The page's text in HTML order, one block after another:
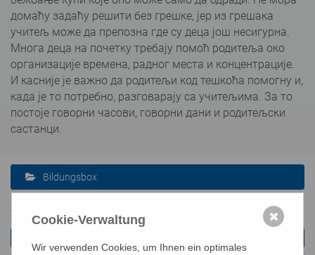
домаћу задаћу решити без грешке, јер из грешака
учитељ може да препозна где су деца још несигурна.
Многа деца на почетку требају помоћ родитеља око
организације времена, радног места и концентрације.
И касније је важно да родитељи код тешкоћа помогну и,
када је то потребно, разговарају са учитељима. За то
постоје говорни часови, говорни дани и родитељски
састанци.
Bildungsbox
Volksschule
Cookie-Verwaltung
Wir verwenden Cookies, um Ihnen ein optimales
✖